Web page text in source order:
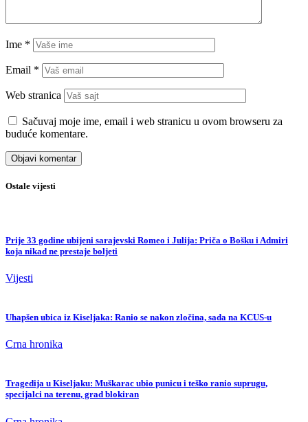
Ime *
Email *
Web stranica
Sačuvaj moje ime, email i web stranicu u ovom browseru za
buduće komentare.
Ostale vijesti
Prije 33 godine ubijeni sarajevski Romeo i Julija: Priča o Bošku i Admiri
koja nikad ne prestaje boljeti
Vijesti
Uhapšen ubica iz Kiseljaka: Ranio se nakon zločina, sada na KCUS-u
Crna hronika
Tragedija u Kiseljaku: Muškarac ubio punicu i teško ranio suprugu,
specijalci na terenu, grad blokiran